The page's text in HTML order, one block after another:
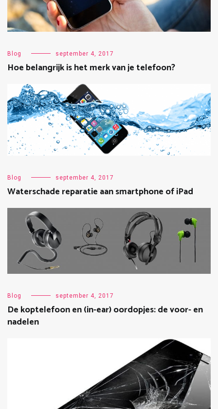
Blog september 4, 2017
Hoe belangrijk is het merk van je telefoon?
Blog september 4, 2017
Waterschade reparatie aan smartphone of iPad
Blog september 4, 2017
De koptelefoon en (in-ear) oordopjes: de voor- en
nadelen